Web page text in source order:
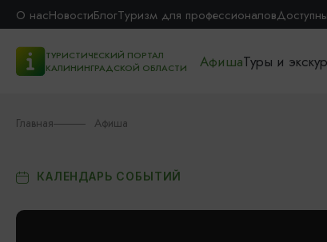
О насНовостиБлогТуризм для профессионалов
ТУРИСТИЧЕСКИЙ ПОРТАЛ
КАЛИНИНГРАДСКОЙ ОБЛАСТИ
АфишаТуры и
Главная Афиша
КАЛЕНДАРЬ СОБЫТИЙ